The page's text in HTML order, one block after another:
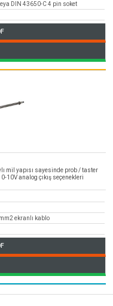
DIN 43650-C 4 pin soket
mil yapısı sayesinde prob / taster
10V analog çıkış seçenekleri
ekranlı kablo